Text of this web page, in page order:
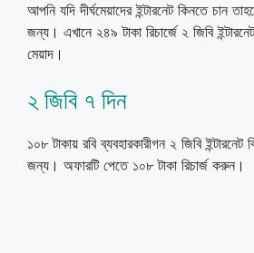
আপনি যদি দীর্ঘমেয়াদের ইন্টারনেট কিনতে চান
জন্য। এখানে ২৪৯ টাকা রিচার্জে ২ জিবি
মেয়াদ।
২ জিবি ৭ দিন
১০৮ টাকায় রবি ব্যবহারকারীগন ২ জিবি ইন্টারনেট
জন্য। অফারটি পেতে ১০৮ টাকা রিচার্জ করুন।